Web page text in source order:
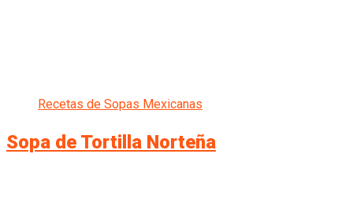
Recetas de Sopas Mexicanas
Sopa de Tortilla Norteña